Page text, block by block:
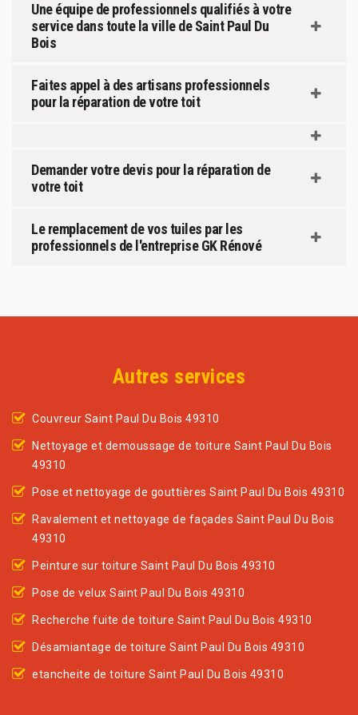
Une équipe de professionnels qualifiés à votre
service dans toute la ville de Saint Paul Du
Bois
Faites appel à des artisans professionnels
pour la réparation de votre toit
Demander votre devis pour la réparation de
votre toit
Le remplacement de vos tuiles par les
professionnels de l'entreprise GK Rénové
Autres services
Couvreur Saint Paul Du Bois 49310
Nettoyage et demoussage de toiture Saint Paul Du Bois
49310
Pose et nettoyage de gouttières Saint Paul Du Bois 49310
Ravalement et nettoyage de façades Saint Paul Du Bois
49310
Peinture sur toiture Saint Paul Du Bois 49310
Pose de velux Saint Paul Du Bois 49310
Recherche fuite de toiture Saint Paul Du Bois 49310
Désamiantage de toiture Saint Paul Du Bois 49310
etancheite de toiture Saint Paul Du Bois 49310